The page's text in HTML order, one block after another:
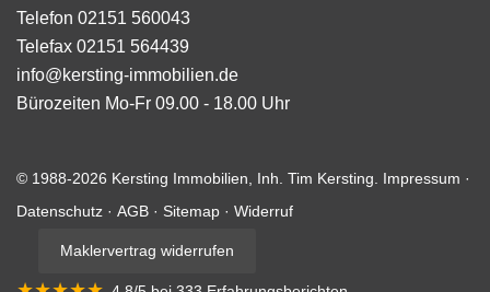
Telefon 02151 560043
Telefax 02151 564439
info@kersting-immobilien.de
Bürozeiten Mo-Fr 09.00 - 18.00 Uhr
© 1988-2026 Kersting Immobilien, Inh. Tim Kersting. Impressum ·
Datenschutz · AGB · Sitemap · Widerruf
Maklervertrag widerrufen